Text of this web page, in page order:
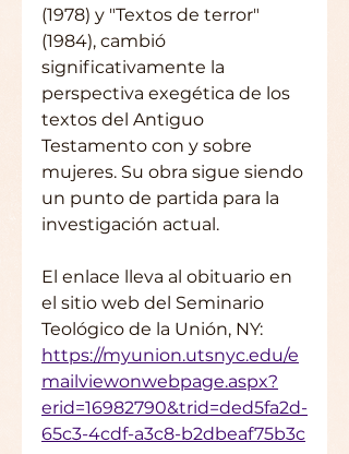
(1978) y "Textos de terror"
(1984), cambió
significativamente la
perspectiva exegética de los
textos del Antiguo
Testamento con y sobre
mujeres. Su obra sigue siendo
un punto de partida para la
investigación actual.
El enlace lleva al obituario en
el sitio web del Seminario
Teológico de la Unión, NY:
https://myunion.utsnyc.edu/e
mailviewonwebpage.aspx?
erid=16982790&trid=ded5fa2d-
65c3-4cdf-a3c8-b2dbeaf75b3c